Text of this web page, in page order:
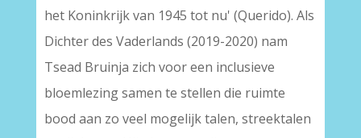
het Koninkrijk van 1945 tot nu' (Querido). Als
Dichter des Vaderlands (2019-2020) nam
Tsead Bruinja zich voor een inclusieve
bloemlezing samen te stellen die ruimte
bood aan zo veel mogelijk talen, streektalen